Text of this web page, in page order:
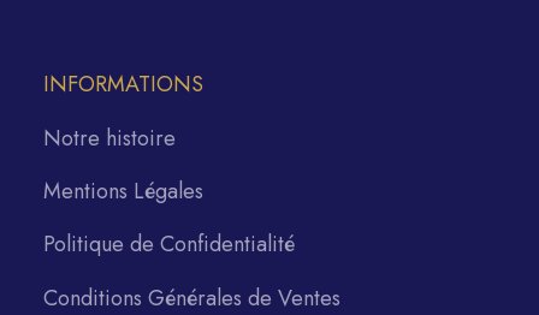
INFORMATIONS
Notre histoire
Mentions Légales
Politique de Confidentialité
Conditions Générales de Ventes